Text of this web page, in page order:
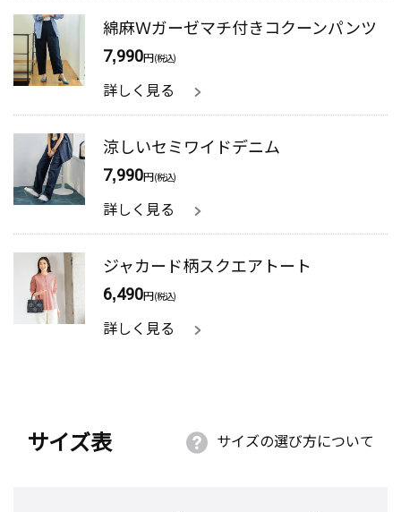
綿麻Ｗガーゼマチ付きコクーンパンツ
7,990円(税込)
詳しく見る
涼しいセミワイドデニム
7,990円(税込)
詳しく見る
ジャカード柄スクエアトート
6,490円(税込)
詳しく見る
サイズ表 サイズの選び方について